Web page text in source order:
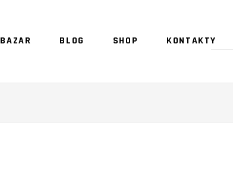
BAZAR BLOG SHOP KONTAKTY
NO PRODUCTS IN